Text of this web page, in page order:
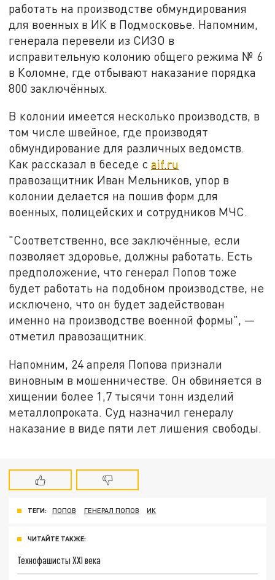
работать на производстве обмундирования
для военных в ИК в Подмосковье. Напомним,
генерала перевели из СИЗО в
исправительную колонию общего режима № 6
в Коломне, где отбывают наказание порядка
800 заключённых.
В колонии имеется несколько производств, в
том числе швейное, где производят
обмундирование для различных ведомств.
Как рассказал в беседе сaif.ru
правозащитник Иван Мельников, упор в
колонии делается на пошив форм для
военных, полицейских и сотрудников МЧС.
"Соответственно, все заключённые, если
позволяет здоровье, должны работать. Есть
предположение, что генерал Попов тоже
будет работать на подобном производстве, не
исключено, что он будет задействован
именно на производстве военной формы", —
отметил правозащитник.
Напомним, 24 апреля Попова признали
виновным в мошенничестве. Он обвиняется в
хищении более 1,7 тысячи тонн изделий
металлопроката. Суд назначил генералу
наказание в виде пяти лет лишения свободы.
ТЕГИ: ПОПОВ ГЕНЕРАЛ ПОПОВ ИК
ЧИТАЙТЕ ТАКЖЕ:
Технофашисты XXI века